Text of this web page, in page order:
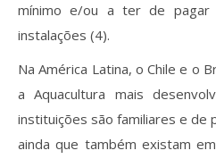
mínimo e/ou a ter de
instalações (4).
Na América Latina, o Chile e o
a Aquacultura mais
instituições são familiares e de
ainda que também existam